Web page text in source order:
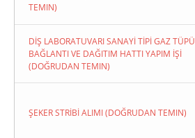
TEMIN)
DİŞ LABORATUVARI SANAYİ TİPİ GAZ TÜPÜ
BAĞLANTI VE DAĞITIM HATTI YAPIM İŞİ
(DOĞRUDAN TEMIN)
ŞEKER STRİBİ ALIMI (DOĞRUDAN TEMIN)